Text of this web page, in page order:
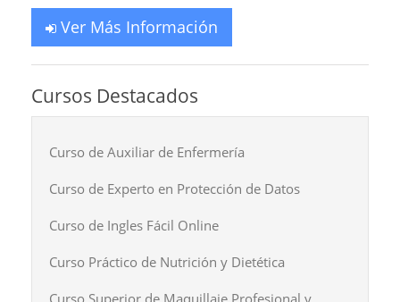
Ver Más Información
Cursos Destacados
Curso de Auxiliar de Enfermería
Curso de Experto en Protección de Datos
Curso de Ingles Fácil Online
Curso Práctico de Nutrición y Dietética
Curso Superior de Maquillaje Profesional y